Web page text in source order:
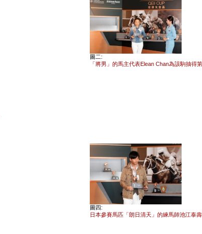
圖二:
「將男」的馬主代表Elean Chan為該駒抽得第
圖四:
日本參賽馬匹「朗日清天」的練馬師池江泰